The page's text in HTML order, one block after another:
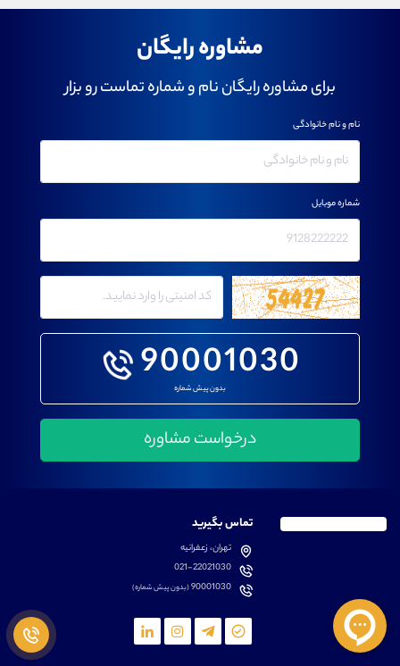
مشاوره رایگان
برای مشاوره رایگان نام و شماره تماست رو بزار
90001030
بدون پیش شماره
نام و نام خانوادگی
شماره موبایل
تماس بگیرید
تهران، زعفرانیه
021-22021030
90001030(بدون پیش شماره)